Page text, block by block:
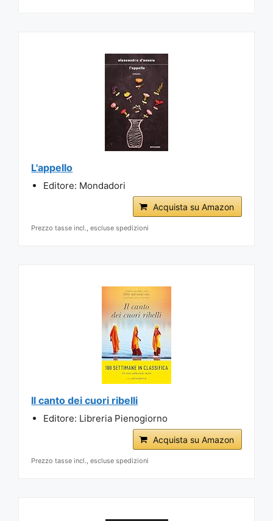
L'appello
Editore: Mondadori
Acquista su Amazon
Prezzo tasse incl., escluse spedizioni
Il canto dei cuori ribelli
Editore: Libreria Pienogiorno
Acquista su Amazon
Prezzo tasse incl., escluse spedizioni